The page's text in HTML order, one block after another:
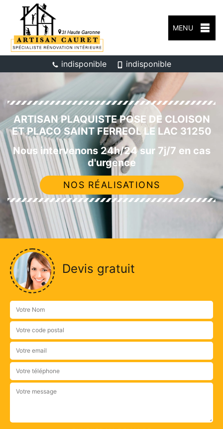
MENU
indisponible indisponible
ARTISAN PLAQUISTE POSE DE CLOISON
ET PLACO SAINT FERREOL LE LAC 31250
Nous intervenons 24h/24 sur 7j/7 en cas
d'urgence
NOS RÉALISATIONS
Devis gratuit